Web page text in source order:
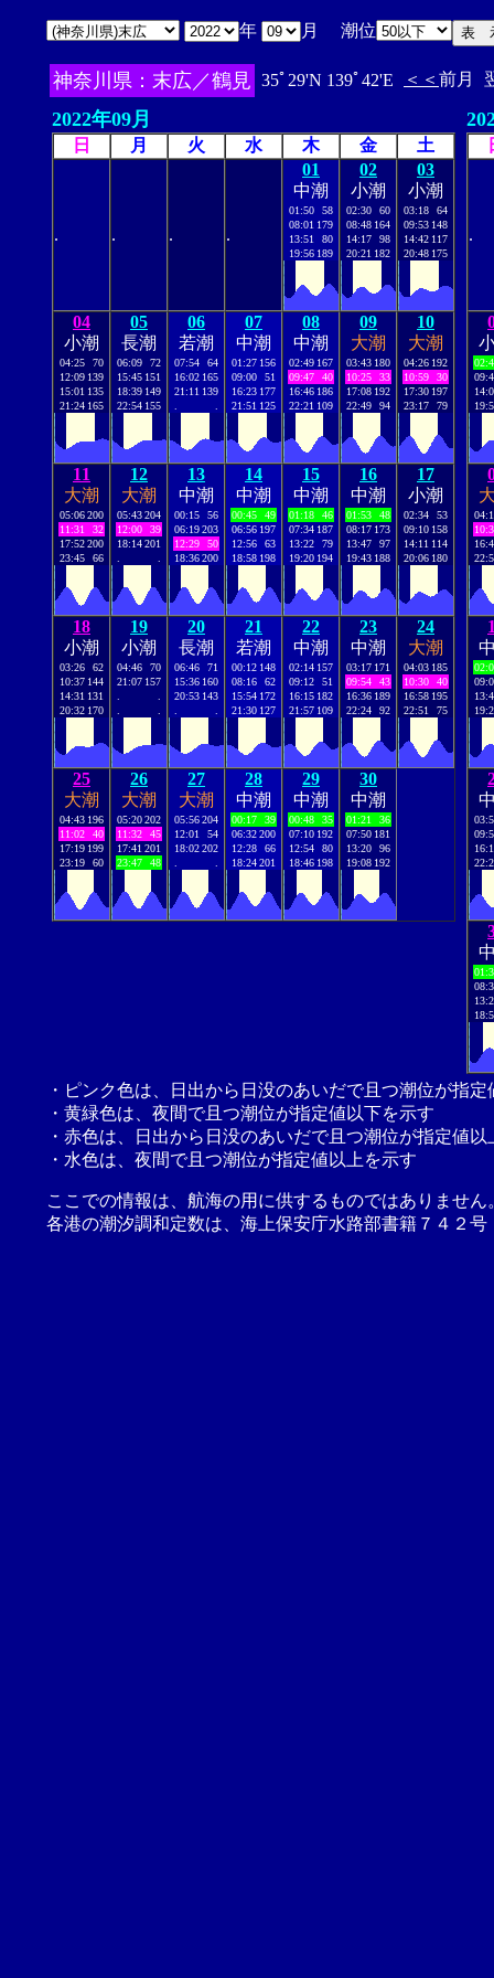
年 月 潮位
神奈川県：末広／鶴見 35ﾟ29'N 139ﾟ42'E ＜＜ 前月
2022年09月
日 月 火 水 木 金 土
. . . .
01
中潮
01:50
58
08:01 179
13:51
80
19:56 189
02
小潮
02:30
60
08:48 164
14:17
98
20:21 182
03
小潮
03:18
64
09:53 148
14:42 117
20:48 175
04
小潮
04:25
70
12:09 139
15:01 135
21:24 165
05
長潮
06:09
72
15:45 151
18:39 149
22:54 155
06
若潮
07:54
64
16:02 165
21:11 139
07
中潮
01:27 156
09:00
51
16:23 177
21:51 125
08
中潮
02:49 167
09:47
40
16:46 186
22:21 109
09
大潮
03:43 180
10:25
33
17:08 192
22:49
94
10
大潮
04:26 192
10:59
30
17:30 197
23:17
79
11
大潮
05:06200
11:31
32
17:52200
23:45
66
12
大潮
05:43204
12:00
39
18:14201
13
中潮
00:15
56
06:19203
12:29
50
18:36200
14
中潮
00:45
49
06:56 197
12:56
63
18:58 198
15
中潮
01:18
46
07:34 187
13:22
79
19:20 194
16
中潮
01:53
48
08:17 173
13:47
97
19:43 188
17
小潮
02:34
53
09:10 158
14:11 114
20:06 180
18
小潮
03:26
62
10:37 144
14:31 131
20:32 170
19
小潮
04:46
70
21:07 157
20
長潮
06:46
71
15:36 160
20:53 143
21
若潮
00:12 148
08:16
62
15:54 172
21:30 127
22
中潮
02:14 157
09:12
51
16:15 182
21:57 109
23
中潮
03:17 171
09:54
43
16:36 189
22:24
92
24
大潮
04:03 185
10:30
40
16:58 195
22:51
75
25
大潮
04:43 196
11:02
40
17:19 199
23:19
60
26
大潮
05:20202
11:32
45
17:41 201
23:47
48
27
大潮
05:56204
12:01
54
18:02202
28
中潮
00:17
39
06:32200
12:28
66
18:24201
29
中潮
00:48
35
07:10 192
12:54
80
18:46 198
30
中潮
01:21
36
07:50 181
13:20
96
19:08 192
.
・ピンク色は、日出から日没のあいだで且つ潮位が指
・黄緑色は、夜間で且つ潮位が指定値以下を示す
・赤色は、日出から日没のあいだで且つ潮位が指定値以
・水色は、夜間で且つ潮位が指定値以上を示す
ここでの情報は、航海の用に供するものではありませ
各港の潮汐調和定数は、海上保安庁水路部書籍７４２